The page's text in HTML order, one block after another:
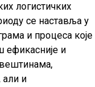
логистичких
се наставља у
и процеса које
ефикасније и
али и